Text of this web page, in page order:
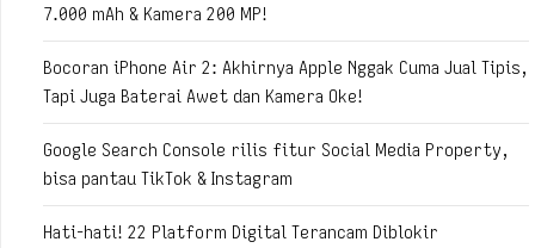
7.000 mAh & Kamera 200 MP!
Bocoran iPhone Air 2: Akhirnya Apple Nggak Cuma Jual Tipis,
Tapi Juga Baterai Awet dan Kamera Oke!
Google Search Console rilis fitur Social Media Property,
bisa pantau TikTok & Instagram
Hati-hati! 22 Platform Digital Terancam Diblokir